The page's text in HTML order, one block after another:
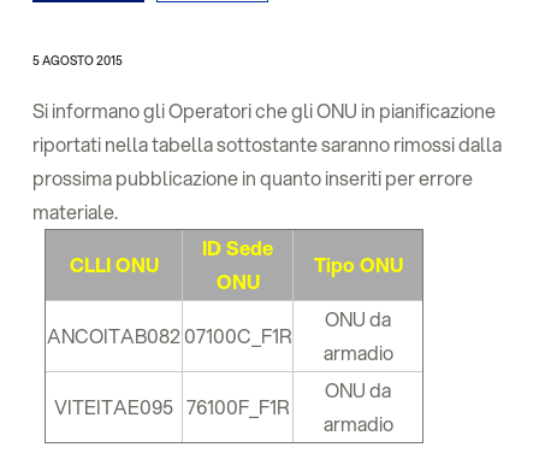
5 AGOSTO 2015
Si informano gli Operatori che gli ONU in pianificazione
riportati nella tabella sottostante saranno rimossi dalla
prossima pubblicazione in quanto inseriti per errore
materiale.
CLLI ONU
ID Sede
ONU
Tipo ONU
ANCOITAB08207100C_F1R
ONU da
armadio
VITEITAE095 76100F_F1R
ONU da
armadio